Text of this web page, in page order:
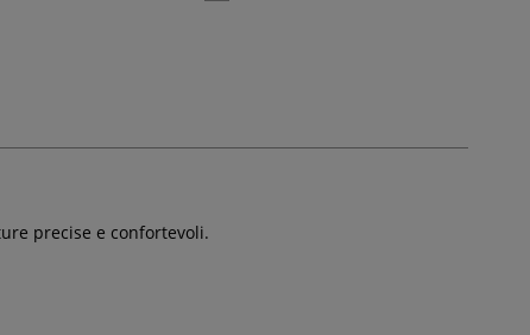
precise e confortevoli.